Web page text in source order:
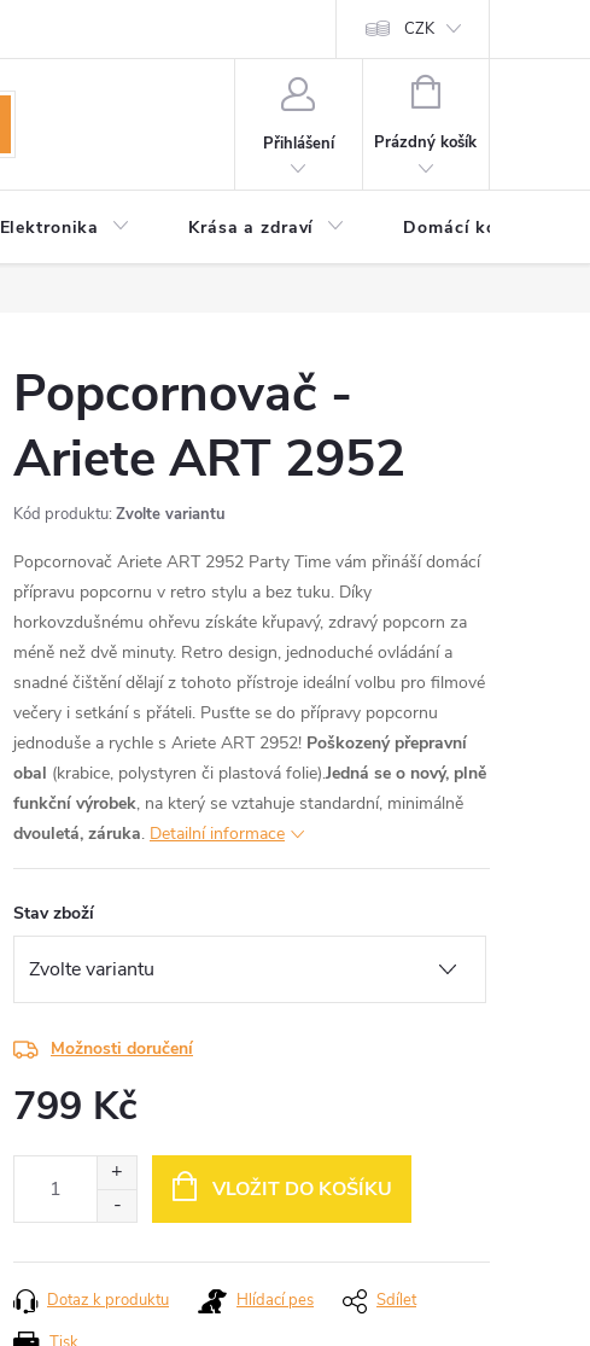
Prohlášení o ochraně osobních údajů
CZK
Přihlášení
NÁKUPNÍ
Prázdný košík
Elektronika Krása a zdraví Domácí komfort
Popcornovač -
Ariete ART 2952
Kód produktu: Zvolte variantu
Popcornovač Ariete ART 2952 Party Time vám přináší domácí
přípravu popcornu v retro stylu a bez tuku. Díky
horkovzdušnému ohřevu získáte křupavý, zdravý popcorn za
méně než dvě minuty. Retro design, jednoduché ovládání a
snadné čištění dělají z tohoto přístroje ideální volbu pro filmové
večery i setkání s přáteli. Pusťte se do přípravy popcornu
jednoduše a rychle s Ariete ART 2952! Poškozený přepravní
obal (krabice, polystyren či plastová folie).Jedná se o nový, plně
funkční výrobek, na který se vztahuje standardní, minimálně
dvouletá, záruka. Detailní informace
Stav zboží
Možnosti doručení
799 Kč
VLOŽIT DO KOŠÍKU
Dotaz k produktu Hlídací pes Sdílet